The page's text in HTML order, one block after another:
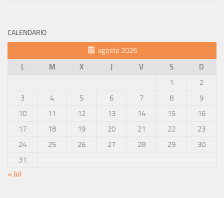
CALENDARIO
agosto 2026
L
M X J V S
D
1
2
3
4 5 6 7 8
9
10
11 12 13 14 15
16
17
18 19 20 21 22
23
24
25 26 27 28 29
30
31
« Jul